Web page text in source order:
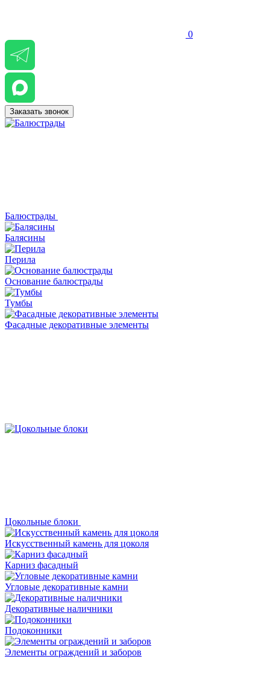
0
Заказать звонок
Балюстрады
Балясины
Перила
Основание балюстрады
Тумбы
Фасадные декоративные элементы
Цокольные блоки
Искусственный камень для цоколя
Карниз фасадный
Угловые декоративные камни
Декоративные наличники
Подоконники
Элементы ограждений и заборов